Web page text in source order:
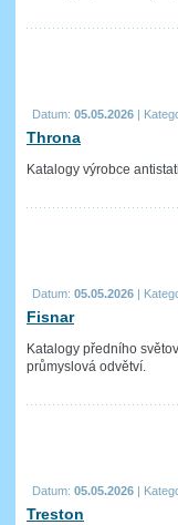
Datum: 05.05.2026
Throna
Katalogy výrobce
Datum: 05.05.2026
Fisnar
Katalogy předního
průmyslová odvětví.
Datum: 05.05.2026
Treston